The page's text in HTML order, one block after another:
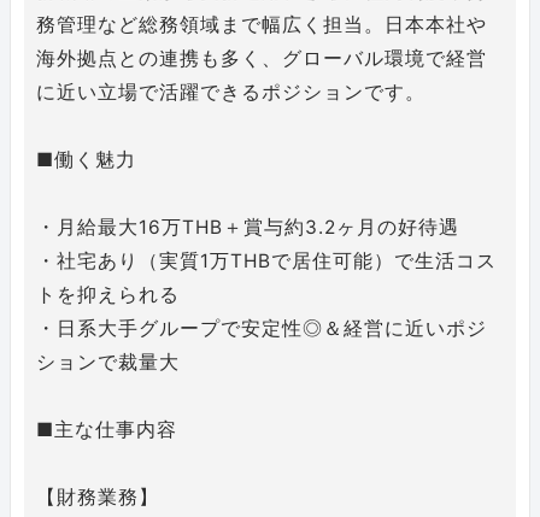
務管理など総務領域まで幅広く担当。日本本社や
海外拠点との連携も多く、グローバル環境で経営
に近い立場で活躍できるポジションです。
■働く魅力
・月給最大16万THB＋賞与約3.2ヶ月の好待遇
・社宅あり（実質1万THBで居住可能）で生活コス
トを抑えられる
・日系大手グループで安定性◎＆経営に近いポジ
ションで裁量大
■主な仕事内容
【財務業務】